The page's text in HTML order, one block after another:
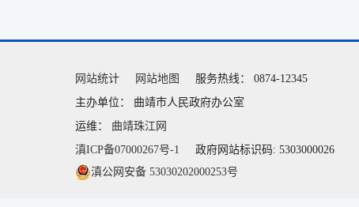
网站统计 网站地图
服务热线： 0874-12345
主办单位： 曲靖市人民政府办公室
运维： 曲靖珠江网
滇ICP备07000267号-1
政府网站标识码: 5303000026
滇公网安备 53030202000253号